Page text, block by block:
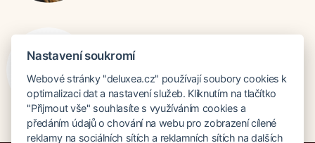
katarina@deluxea.sk
+421 948 759 074
Nastavení soukromí
Webové stránky "deluxea.cz" používají soubory cookies k
optimalizaci dat a nastavení služeb. Kliknutím na tlačítko
"Přijmout vše" souhlasíte s využíváním cookies a
předáním údajů o chování na webu pro zobrazení cílené
reklamy na sociálních sítích a reklamních sítích na dalších